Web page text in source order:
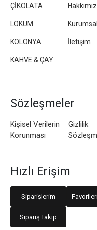
ÇİKOLATA
LOKUM
KOLONYA
KAHVE & ÇAY
İletişim
Sözleşmeler
Kişisel Verilerin
Korunması
Gizlilik
Hızlı Erişim
Siparişlerim
Sipariş Takip